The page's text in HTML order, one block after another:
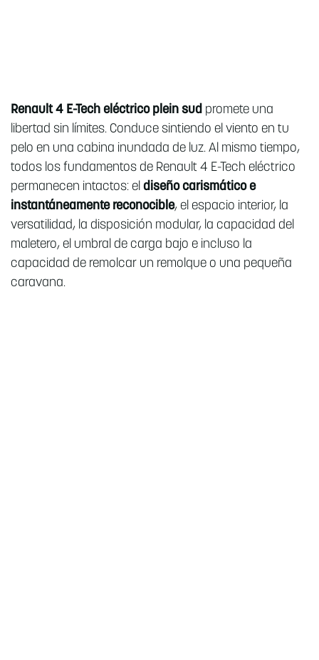
Renault 4 E-Tech eléctrico plein sud promete una
libertad sin límites. Conduce sintiendo el viento en tu
pelo en una cabina inundada de luz. Al mismo tiempo,
todos los fundamentos de Renault 4 E-Tech eléctrico
permanecen intactos: el diseño carismático e
instantáneamente reconocible, el espacio interior, la
versatilidad, la disposición modular, la capacidad del
maletero, el umbral de carga bajo e incluso la
capacidad de remolcar un remolque o una pequeña
caravana.